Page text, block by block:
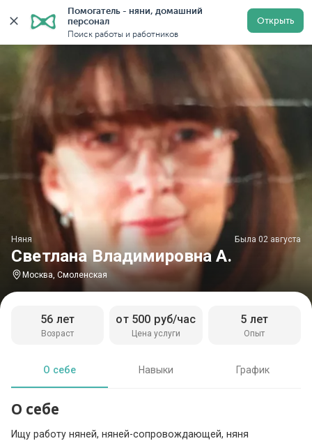
Помогатель - няни, домашний
персонал
Поиск работы и работников
Открыть
Главная Няни Няни в Москве Няни у метро
Светлана Владимировна А.
Няня Была 02 августа
Москва, Смоленская
Возраст
56 лет
Цена услуги
от 500 руб/час
Опыт
5 лет
О себе Навыки График
О себе
Ищу работу няней, няней-сопровождающей, няня